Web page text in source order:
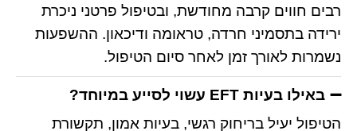
רבים חווים קרבה מחודשת, ובטיפול פרטני ניכרת
ירידה בתסמיני חרדה, טראומה ודיכאון. ההשפעות
נשמרות לאורך זמן לאחר סיום הטיפול.
באילו בעיות EFT עשוי לסייע במיוחד?
הטיפול יעיל בריחוק רגשי, בעיות אמון, תקשורת